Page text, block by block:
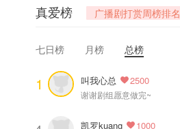
策划：古月丽莎@古月丽莎玛
监制：阿仓@次昂仓
后期：小槿@小槿槿槿、羌浔@羌浔Joya
OST歌手:宏宇
对白编辑：小飞
效果编辑：韩继超、罗天
真爱榜 广播剧打赏周榜排名
七日榜 月榜 总榜
1 叫我心总 2500
谢谢剧组愿意做完~
凯罗kuang 1000